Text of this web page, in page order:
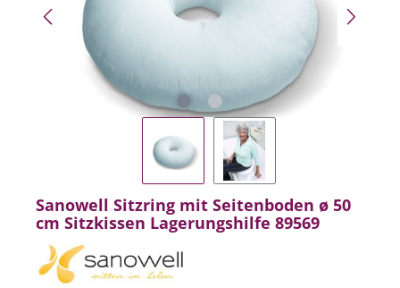
Sanowell Sitzring mit Seitenboden ø 50
cm Sitzkissen Lagerungshilfe 89569